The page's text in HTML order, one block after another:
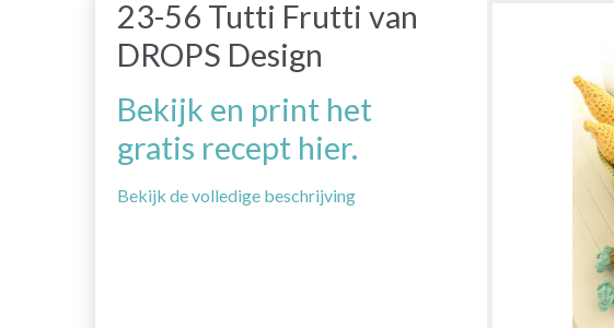
23-56 Tutti Frutti van
DROPS Design
Bekijk en print het
gratis recept hier.
Bekijk de volledige beschrijving